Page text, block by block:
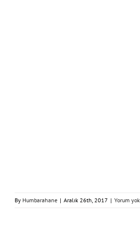
By Humbarahane | Aralık 26th, 2017 | Yorum yok